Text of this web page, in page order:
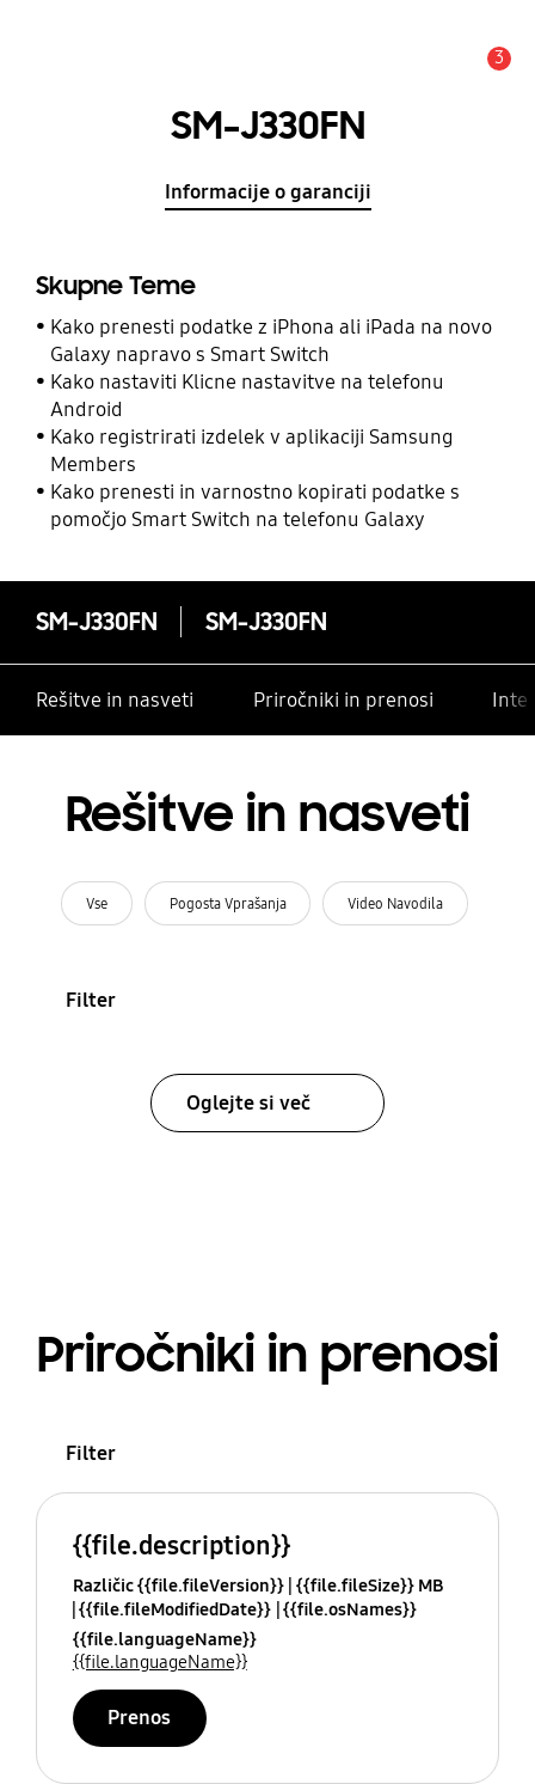
3
SM-J330FN
Informacije o garanciji
Skupne Teme
Kako prenesti podatke z iPhona ali iPada na novo
Galaxy napravo s Smart Switch
Kako nastaviti Klicne nastavitve na telefonu
Android
Kako registrirati izdelek v aplikaciji Samsung
Members
Kako prenesti in varnostno kopirati podatke s
pomočjo Smart Switch na telefonu Galaxy
SM-J330FN SM-J330FN
Rešitve in nasveti Priročniki in prenosi
Rešitve in nasveti
Vse Pogosta Vprašanja Video Navodila
Filter
Oglejte si več
Priročniki in prenosi
Filter
{{file.description}}
Različic {{file.fileVersion}} {{file.fileSize}} MB
{{file.fileModifiedDate}} {{file.osNames}}
{{file.languageName}}
{{file.languageName}}
Prenos